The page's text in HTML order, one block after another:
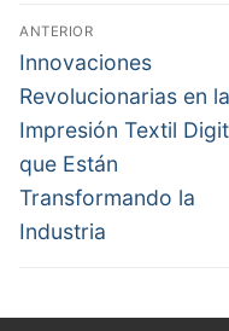
Navegación
de
entradas
ANTERIOR
Entrada
anterior:
Innovaciones
Revolucionarias en la
Impresión Textil
que Están
Transformando la
Industria